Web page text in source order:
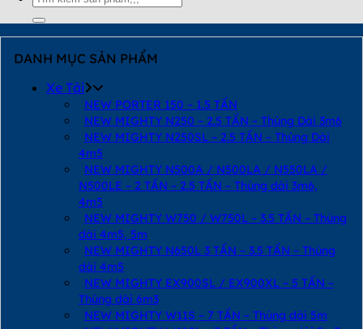
DANH MỤC SẢN PHẨM
Xe Tải
NEW PORTER 150 – 1.5 TẤN
NEW MIGHTY N250 – 2.5 TẤN – Thùng Dài 3m6
NEW MIGHTY N250SL – 2.5 TẤN – Thùng Dài
4m5
NEW MIGHTY N500A / N500LA / N550LA /
N500LE – 2 TẤN – 2.5 TẤN – Thùng dài 3m6,
4m5
NEW MIGHTY W750 / W750L – 3.5 TẤN – Thùng
dài 4m5, 5m
NEW MIGHTY N650L 3 TẤN – 3.5 TẤN – Thùng
dài 4m5
NEW MIGHTY EX900SL / EX900XL – 5 TẤN –
Thùng dài 6m3
NEW MIGHTY W11S – 7 TẤN – Thùng dài 5m